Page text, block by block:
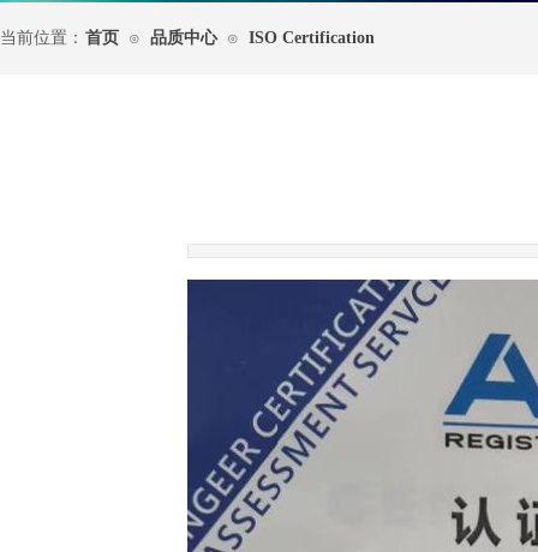
当前位置： 首页 ⊙ 品质中心 ⊙ ISO Certification